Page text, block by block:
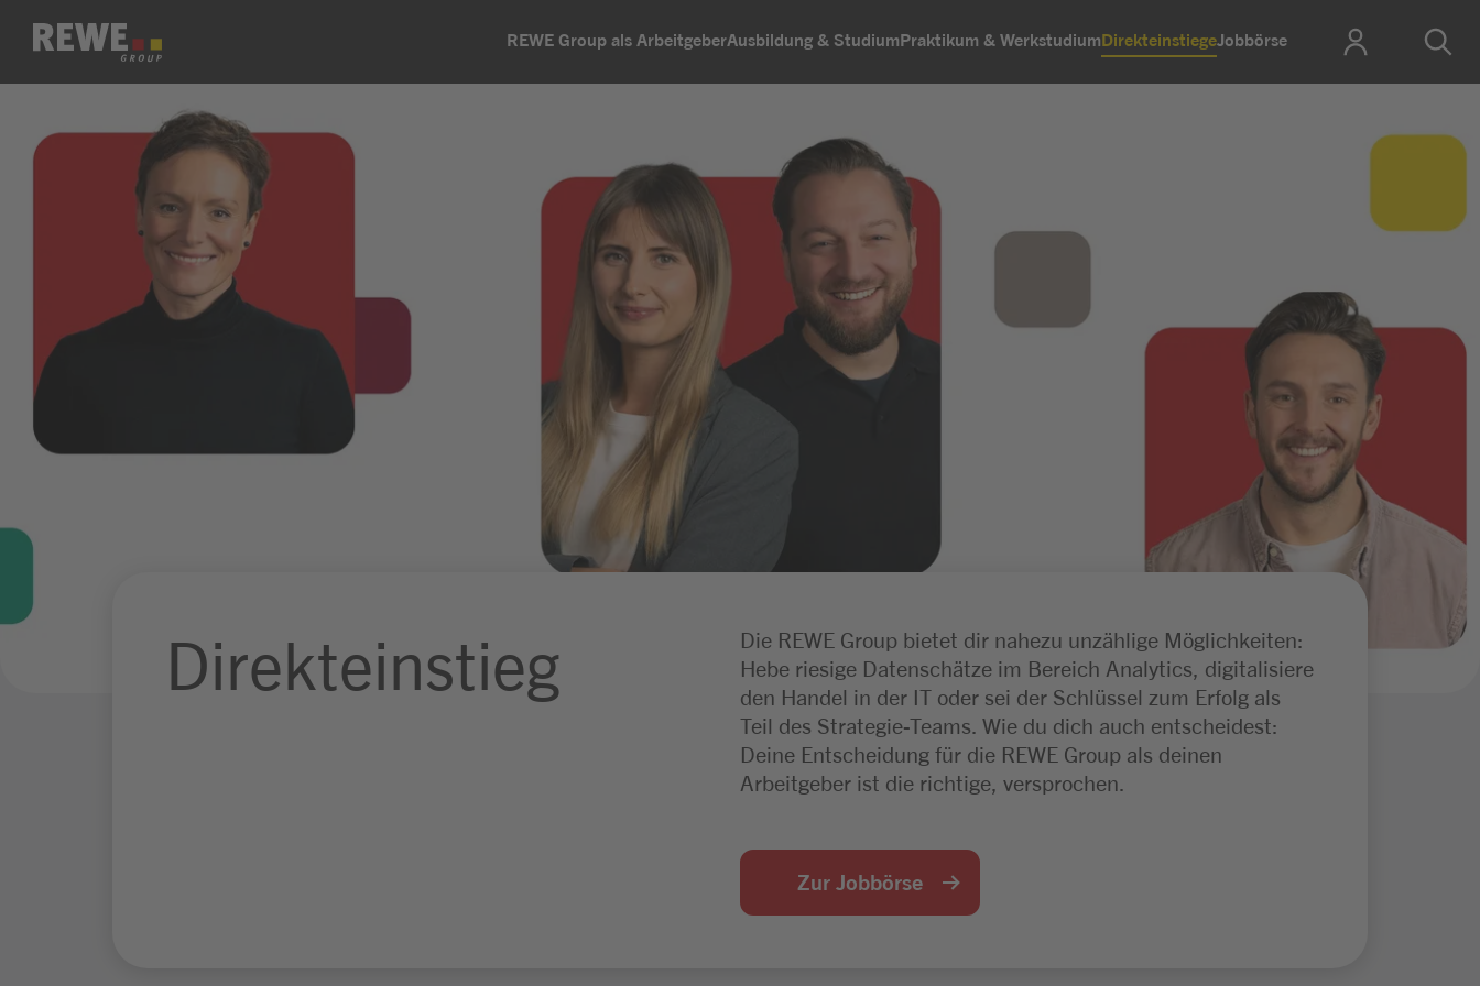
Zum Inhalt springen REWE Group als ArbeitgeberAusbildung & StudiumPraktikum & WerkstudiumDirekteinstiegeJobbörse
Direkteinstieg
Die REWE Group bietet dir nahezu unzählige Möglichkeiten:
Hebe riesige Datenschätze im Bereich Analytics, digitalisiere
den Handel in der IT oder sei der Schlüssel zum Erfolg als
Teil des Strategie-Teams. Wie du dich auch entscheidest:
Deine Entscheidung für die REWE Group als deinen
Arbeitgeber ist die richtige, versprochen.
Zur Jobbörse